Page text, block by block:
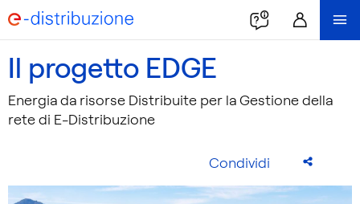
Il progetto EDGE
Energia da risorse Distribuite per la Gestione della
rete di E-Distribuzione
Condividi